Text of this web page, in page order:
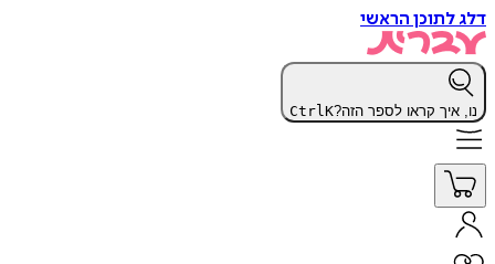
דלג לתוכן הראשי
נו, איך קראו לספר הזה? CtrlK